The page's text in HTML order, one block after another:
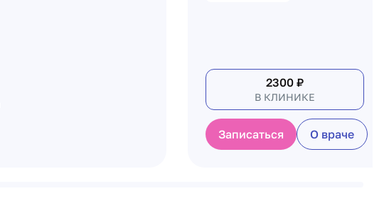
2300 ₽
В КЛИНИКЕ
Записаться О враче